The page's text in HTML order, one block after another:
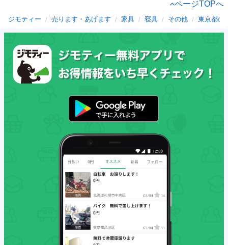
ページTOPへ
ジモティー 売ります・あげます 家具 寝具 その他 東京都の